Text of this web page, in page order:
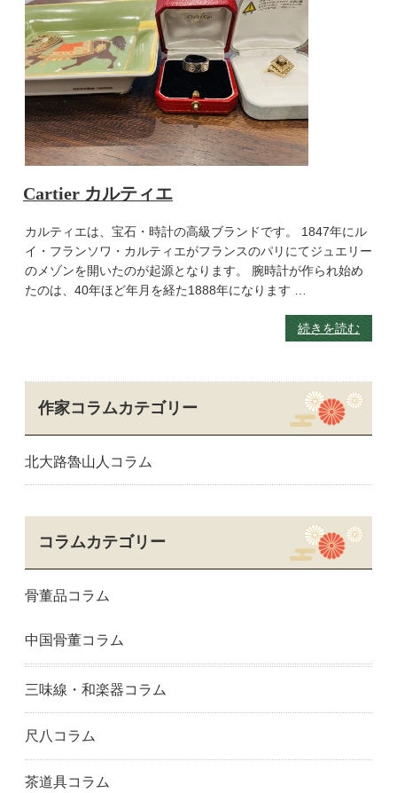
Cartier カルティエ
カルティエは、宝石・時計の高級ブランドです。 1847年にル
イ・フランソワ・カルティエがフランスのパリにてジュエリー
のメゾンを開いたのが起源となります。 腕時計が作られ始め
たのは、40年ほど年月を経た1888年になります …
続きを読む
作家コラムカテゴリー
北大路魯山人コラム
コラムカテゴリー
骨董品コラム
中国骨董コラム
三味線・和楽器コラム
尺八コラム
茶道具コラム